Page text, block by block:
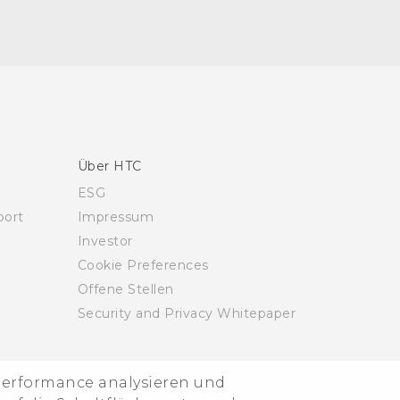
analysieren und
Über HTC
ESG
Impressum
Investor
Cookie Preferences
Offene Stellen
Security and Privacy Whitepaper